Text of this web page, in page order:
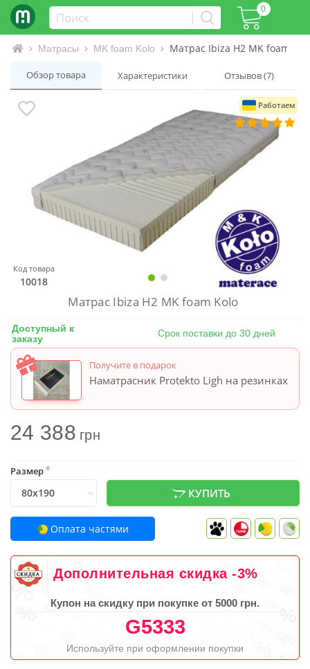
0
Интернет-магазин матрасов и кроватей
Матрасы MK foam Kolo Матрас Ibiza H2 MK foam
Обзор товара Характеристики Отзывов (7)
Работаем
Код товара
10018
Матрас Ibiza H2 MK foam Kolo
Доступный к
заказу
Срок поставки до 30 дней
Получите в подарок
Наматрасник Protekto Ligh на резинках
24 388грн
Размер*
КУПИТЬ
Оплата частями
Дополнительная скидка -3%
Купон на скидку при покупке от 5000 грн.
G5333
Используйте при оформлении покупки